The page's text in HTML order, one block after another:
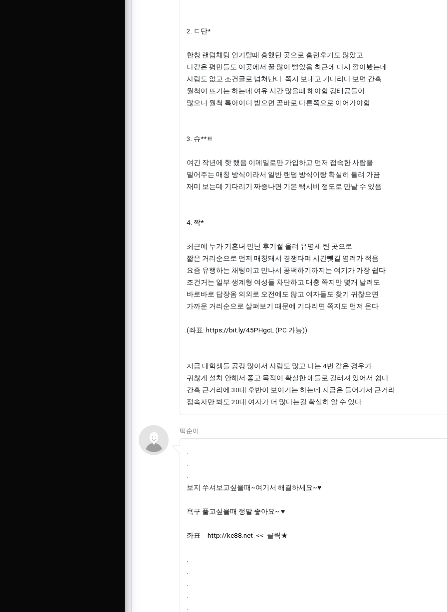
2. ㄷ단*
한창 랜덤채팅 인기탈때 흥했던 곳으로 홈런후기도 많았고
나같은 평민들도 이곳에서 꿀 많이 빨았음 최근에 다시 깔아봤는데
사람도 없고 조건글로 넘쳐난다. 쪽지 보내고 기다리다 보면 간혹
월척이 뜨기는 하는데 여유 시간 많을때 해야함 강태공들이
많으니 월척 톡아이디 받으면 곧바로 다른쪽으로 이어가야함
3. 슈**ㅌ
여긴 작년에 핫 했음 이메일로만 가입하고 먼저 접속한 사람을
밀어주는 매칭 방식이라서 일반 랜덤 방식이랑 확실히 틀려 가끔
재미 보는데 기다리기 짜증나면 기본 택시비 정도로 만날 수 있음
4. 짝*
최근에 누가 기혼녀 만난 후기썰 올려 유명세 탄 곳으로
짧은 거리순으로 먼저 매칭돼서 경쟁타며 시간뺏길 염려가 적음
요즘 유행하는 채팅이고 만나서 꽁떡하기까지는 여기가 가장 쉽다
조건거는 일부 생계형 여성들 차단하고 대충 쪽지만 몇개 날려도
바로바로 답장옴 의외로 오전에도 많고 여자들도 찾기 귀찮으면
가까운 거리순으로 살펴보기 때문에 기다리면 쪽지도 먼저 온다
(좌표: https://bit.ly/45PHgcL(PC 가능))
지금 대학생들 공강 많아서 사람도 많고 나는 4번 같은 경우가
귀찮게 설치 안해서 좋고 목적이 확실한 애들로 걸러져 있어서 쉽다
간혹 근거리에 30대 후반이 보이기는 하는데 지금은 들어가서 근거리
접속자만 봐도 20대 여자가 더 많다는걸 확실히 알 수 있다
떡순이님의 댓글
떡순이
보지 쑤셔보고싶을때~여기서 해결하세요~♥
욕구 풀고싶을때 정말 좋아요~ ♥
좌표 --http://ke88.net << 클릭★